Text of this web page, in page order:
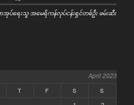
အုပ်ရေးသူ အမေရိကန်လုပ်ငန်းရှင်တစ်ဦး ဖမ်းဆီး
April 2023
T F S
S